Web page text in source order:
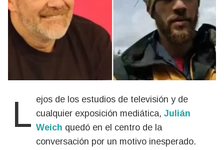
Lejos de los estudios de televisión y de cualquier exposición mediática, Julián
Weich quedó en el centro de la
conversación por un motivo inesperado.